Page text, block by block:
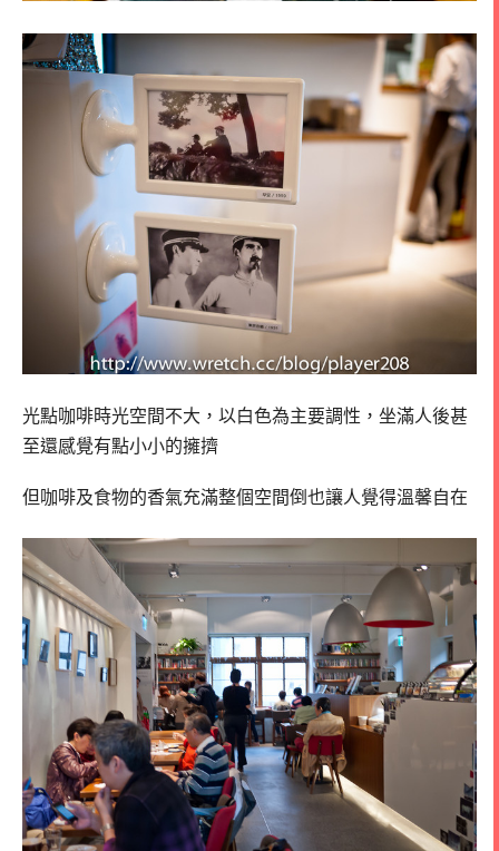
光點咖啡時光空間不大，以白色為主要調性，坐滿人後甚
至還感覺有點小小的擁擠
但咖啡及食物的香氣充滿整個空間倒也讓人覺得溫馨自在